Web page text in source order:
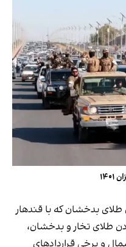
بدخشان که با قندهار
طلای تخار و بدخشان،
و برخی قراردادهای